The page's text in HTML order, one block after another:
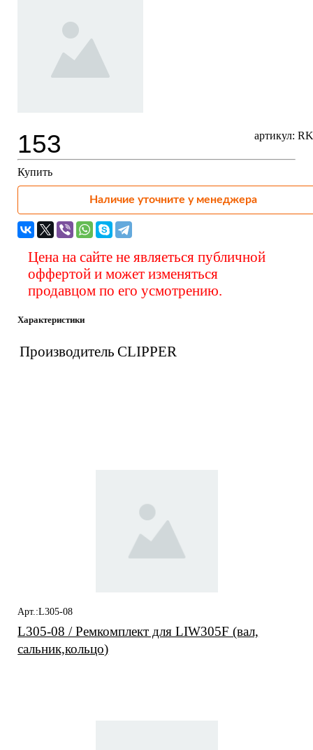
артикул:
153
Купить
Наличие уточните у менеджера
Цена на сайте не являеться публичной
оффертой и может изменяться
продавцом по его усмотрению.
Характеристики
Производитель CLIPPER
Арт.:L305-08
L305-08 / Ремкомплект для LIW305F (вал,
сальник,кольцо)